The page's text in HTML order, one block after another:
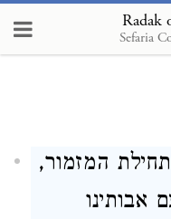
Radak
Sefaria
המזמור,